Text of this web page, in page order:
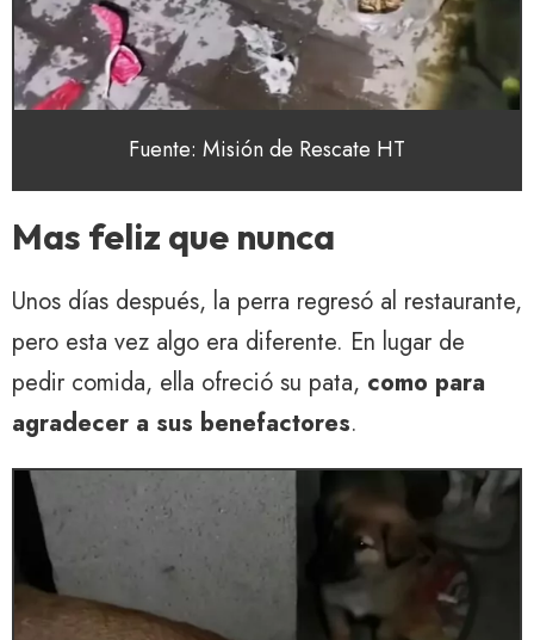
Fuente: Misión de Rescate HT
Mas feliz que nunca
Unos días después, la perra regresó al restaurante,
pero esta vez algo era diferente. En lugar de
pedir comida, ella ofreció su pata, como para
agradecer a sus benefactores.